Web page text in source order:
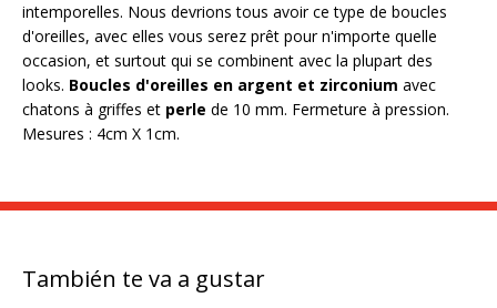
intemporelles. Nous devrions tous avoir ce type de boucles
d'oreilles, avec elles vous serez prêt pour n'importe quelle
occasion, et surtout qui se combinent avec la plupart des
looks. Boucles d'oreilles en argent et zirconium avec
chatons à griffes et perle de 10 mm. Fermeture à pression.
Mesures : 4cm X 1cm.
También te va a gustar